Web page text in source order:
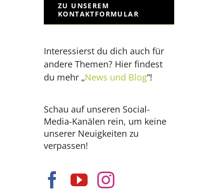
ZU UNSEREM
KONTAKTFORMULAR
Interessierst du dich auch für
andere Themen? Hier findest
du mehr „News und Blog“!
Schau auf unseren Social-
Media-Kanälen rein, um keine
unserer Neuigkeiten zu
verpassen!